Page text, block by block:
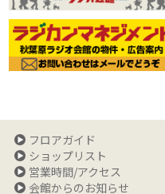
フロアガイド
ショップリスト
営業時間/アクセス
会館からのお知らせ